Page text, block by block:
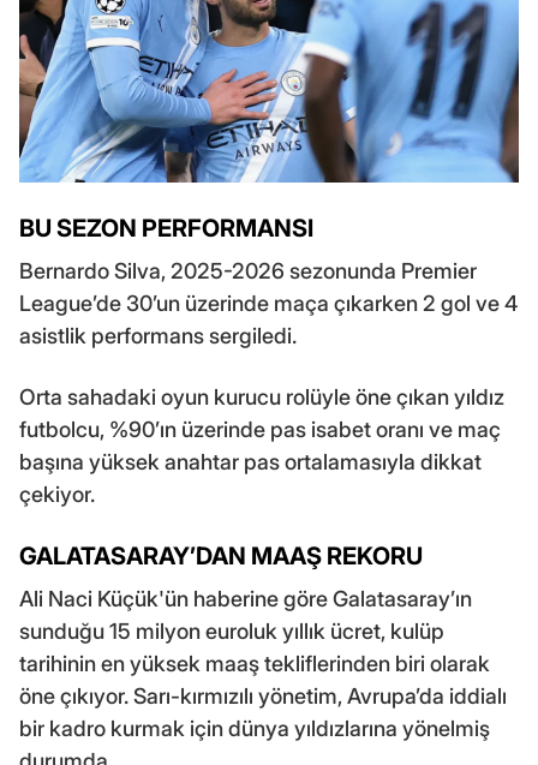
BU SEZON PERFORMANSI
Bernardo Silva, 2025-2026 sezonunda Premier
League’de 30’un üzerinde maça çıkarken 2 gol ve 4
asistlik performans sergiledi.
Orta sahadaki oyun kurucu rolüyle öne çıkan yıldız
futbolcu, %90’ın üzerinde pas isabet oranı ve maç
başına yüksek anahtar pas ortalamasıyla dikkat
çekiyor.
GALATASARAY’DAN MAAŞ REKORU
Ali Naci Küçük'ün haberine göre Galatasaray’ın
sunduğu 15 milyon euroluk yıllık ücret, kulüp
tarihinin en yüksek maaş tekliflerinden biri olarak
öne çıkıyor. Sarı-kırmızılı yönetim, Avrupa’da iddialı
bir kadro kurmak için dünya yıldızlarına yönelmiş